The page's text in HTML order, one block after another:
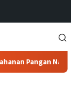
Nasional